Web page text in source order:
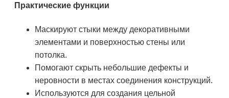
Практические функции
Маскируют стыки между декоративными
элементами и поверхностью стены или
потолка.
Помогают скрыть небольшие дефекты и
неровности в местах соединения конструкций.
Используются для создания цельной